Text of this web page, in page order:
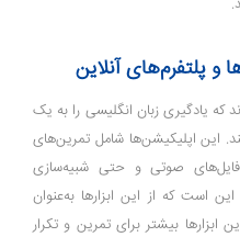
که یادگیری زبان انگلیسی را به یک
این اپلیکیشن‌ها شامل تمرین‌های
فایل‌های صوتی و حتی شبیه‌سازی
است که از این ابزارها به‌عنوان
ابزارها بیشتر برای تمرین و تکرار